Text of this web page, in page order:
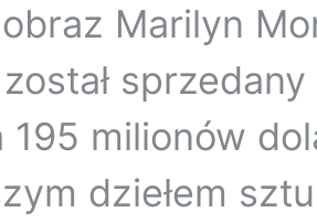
Marilyn
milionów
dziełem